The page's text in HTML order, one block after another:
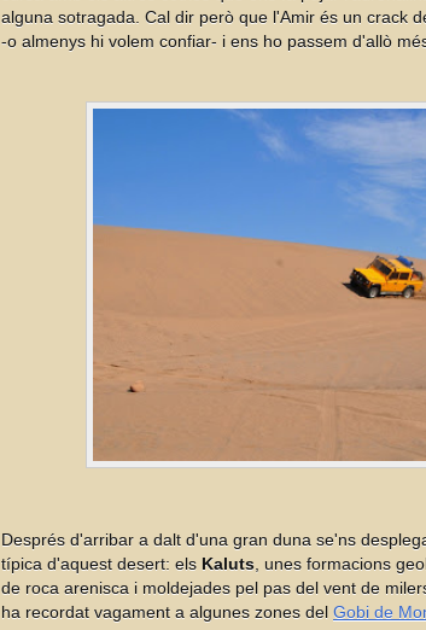
alguna sotragada. Cal dir però que l'Amir és un crack
-o almenys hi volem confiar- i ens ho passem d'allò
Després d'arribar a dalt d'una gran duna se'ns
típica d'aquest desert: els Kaluts , unes formacions
de roca arenisca i moldejades pel pas del vent de
ha recordat vagament a algunes zones del Gobi de